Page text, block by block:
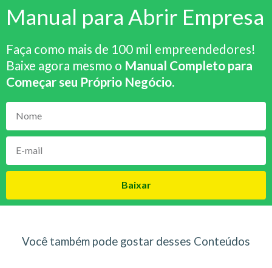
Manual para Abrir Empresa
Faça como mais de 100 mil empreendedores!
Baixe agora mesmo o Manual Completo para
Começar seu Próprio Negócio.
Baixar
Você também pode gostar desses Conteúdos